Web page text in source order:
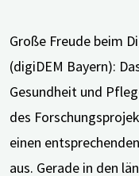
Große Freude beim
(digiDEM Bayern):
Gesundheit und
des
einen
aus. Gerade in den